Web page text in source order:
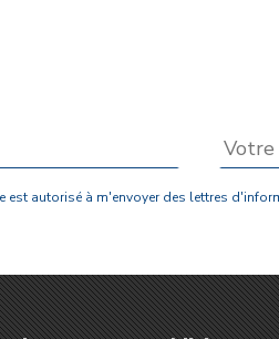
est autorisé à m'envoyer des lettres